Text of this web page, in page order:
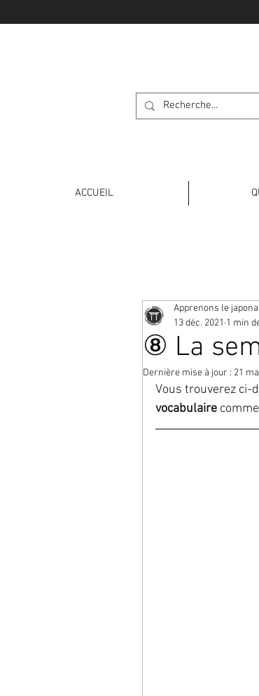
ACCUEIL
⑧ La
Apprenons le
13 déc. 2021 1 min
Dernière mise à jour : 21
Vous trouverez ci-
vocabulaire